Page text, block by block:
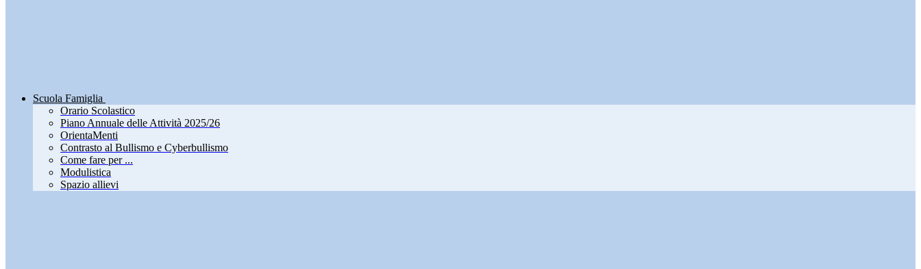
Scuola Famiglia
Orario Scolastico
Piano Annuale delle Attività 2025/26
OrientaMenti
Contrasto al Bullismo e Cyberbullismo
Come fare per ...
Modulistica
Spazio allievi